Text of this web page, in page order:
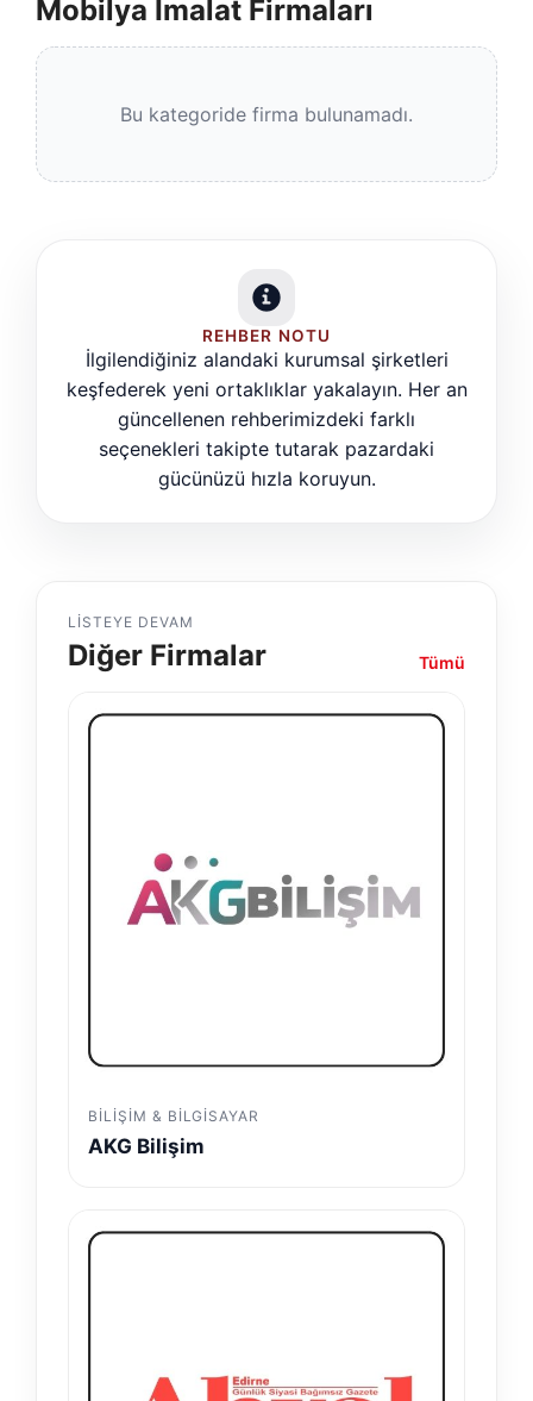
Mobilya İmalat Firmaları
Bu kategoride firma bulunamadı.
REHBER NOTU
İlgilendiğiniz alandaki kurumsal şirketleri
keşfederek yeni ortaklıklar yakalayın. Her an
güncellenen rehberimizdeki farklı
seçenekleri takipte tutarak pazardaki
gücünüzü hızla koruyun.
LISTEYE DEVAM
Diğer Firmalar Tümü
BILIŞIM & BILGISAYAR
AKG Bilişim